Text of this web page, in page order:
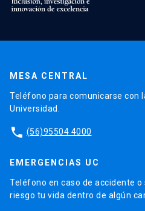
MESA CENTRAL
Teléfono para comunicarse con
Universidad.
phone (56)95504 4000
EMERGENCIAS UC
Teléfono en caso de accidente
riesgo tu vida dentro de algún